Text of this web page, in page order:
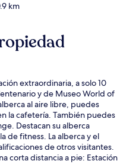
km
extraordinaria, a solo 10
y de Museo World of
al aire libre, puedes
la cafetería. También puedes
Destacan su alberca
de fitness. La alberca y el
de otros visitantes.
corta distancia a pie: Estación